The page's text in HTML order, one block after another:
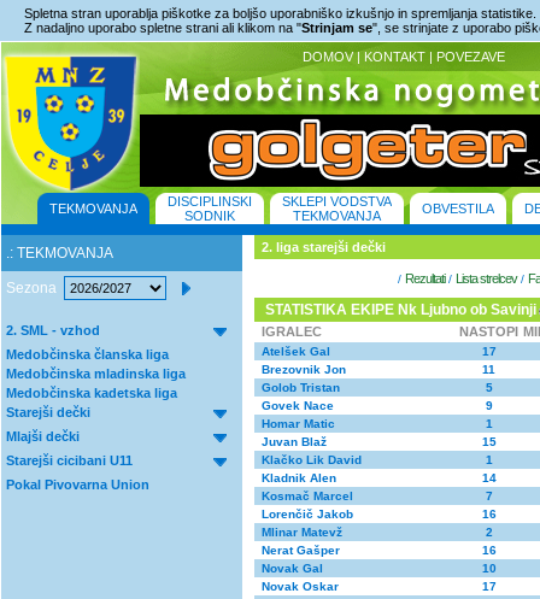
Spletna stran uporablja piškotke za boljšo uporabniško izkušnjo in spremljanja statistike.
Z nadaljno uporabo spletne strani ali klikom na "Strinjam se", se strinjate z uporabo
DOMOV | KONTAKT | POVEZAVE
TEKMOVANJA
DISCIPLINSKI
SODNIK
SKLEPI VODSTVA
TEKMOVANJA
OBVESTILA
.: TEKMOVANJA
Sezona
2. SML - vzhod
Medobčinska članska liga
Medobčinska mladinska liga
Medobčinska kadetska liga
Starejši dečki
Mlajši dečki
Starejši cicibani U11
Pokal Pivovarna Union
2. liga starejši dečki
/ Rezultati/ Lista strelcev/
STATISTIKA EKIPE Nk Ljubno ob Savinji
IGRALEC NASTOPI
Atelšek Gal
17
Brezovnik Jon
11
Golob Tristan
5
Govek Nace
9
Homar Matic
1
Juvan Blaž
15
Klačko Lik David
1
Kladnik Alen
14
Kosmač Marcel
7
Lorenčič Jakob
16
Mlinar Matevž
2
Nerat Gašper
16
Novak Gal
10
Novak Oskar
17